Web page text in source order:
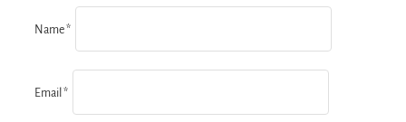
a
t
Name *
Email *